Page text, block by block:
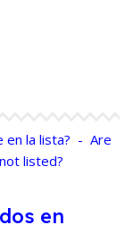
en la lista? - Are
listed?
en